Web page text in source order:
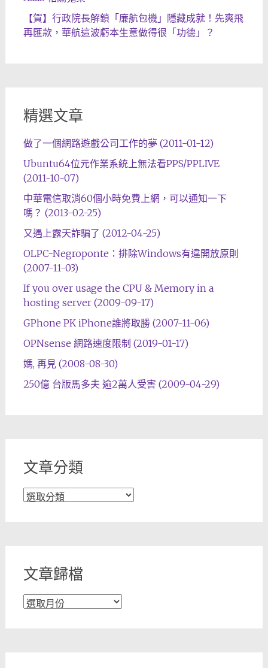
【賀】行政院長解鎖「廉航包機」隱藏成就！先爽飛
再匯款，華航這波虧本生意做得很「功德」？
精選文章
做了一個網路遊戲公司工作的夢 (2011-01-12)
Ubuntu64位元作業系統上無法看PPS/PPLIVE
(2011-10-07)
中華電信取消60個小時免費上網，可以通知一下
嗎？ (2013-02-25)
又遇上露天詐騙了 (2012-04-25)
OLPC-Negroponte：排除Windows有違開放原則
(2007-11-03)
If you over usage the CPU & Memory in a
hosting server (2009-09-17)
GPhone PK iPhone誰將取勝 (2007-11-06)
OPNsense 網路速度限制 (2019-01-17)
媽, 再見 (2008-08-30)
250億 台版馬多夫 逾2萬人受害 (2009-04-29)
文章分類
文
文章歸檔
文